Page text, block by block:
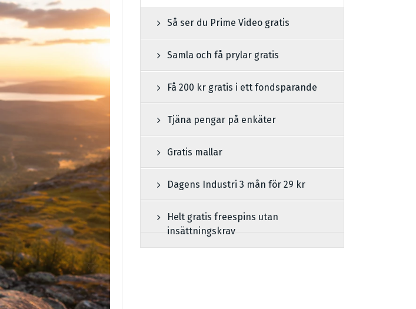
Så ser du Prime Video gratis
Samla och få prylar gratis
Få 200 kr gratis i ett fondsparande
Tjäna pengar på enkäter
Gratis mallar
Dagens Industri 3 mån för 29 kr
Helt gratis freespins utan
insättningskrav